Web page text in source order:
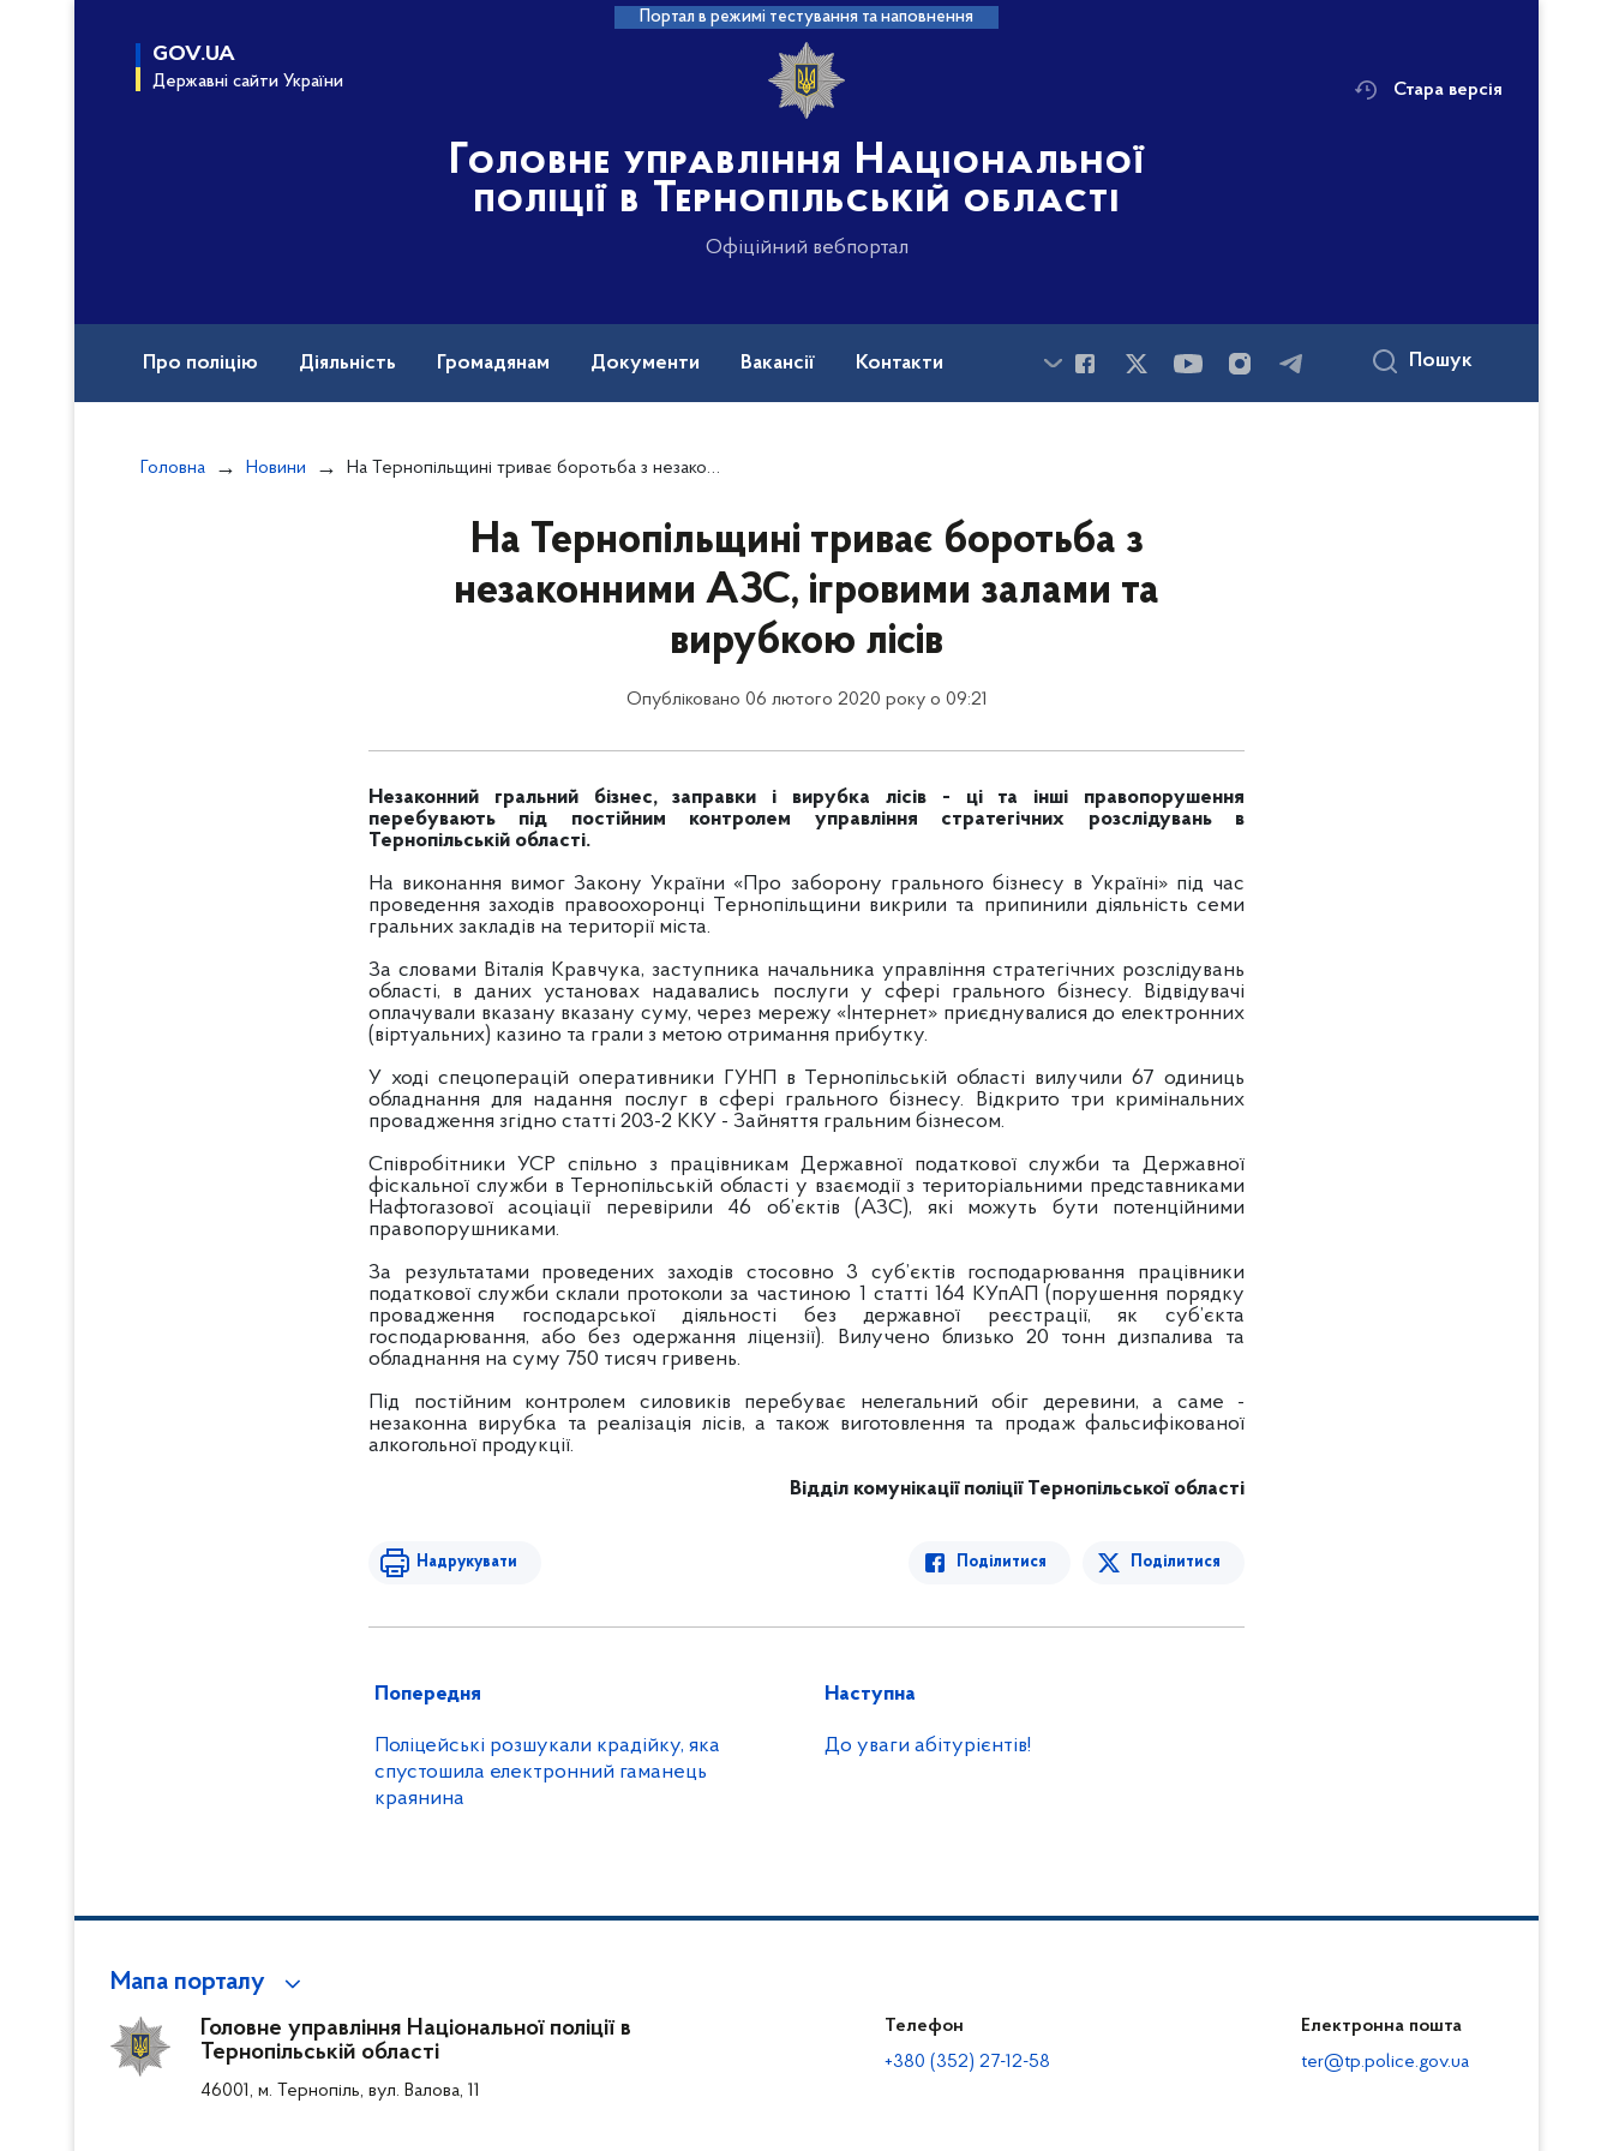
Портал в режимі тестування та наповнення
GOV.UA
Державні сайти України
Головне управління Національної
поліції в Тернопільській області
Офіційний вебпортал
Стара версія
Про поліцію Діяльність Громадянам Документи Вакансії Контакти Пошук
Головна Новини На Тернопільщині триває боротьба з незаконними АЗС, ігровими залами та вирубкою лісів
На Тернопільщині триває боротьба з
незаконними АЗС, ігровими залами та
вирубкою лісів
Опубліковано 06 лютого 2020 року о 09:21
Незаконний гральний бізнес, заправки і вирубка лісів - ці та інші правопорушення
перебувають під постійним контролем управління стратегічних розслідувань в
Тернопільській області.
На виконання вимог Закону України «Про заборону грального бізнесу в Україні» під час
проведення заходів правоохоронці Тернопільщини викрили та припинили діяльність семи
гральних закладів на території міста.
За словами Віталія Кравчука, заступника начальника управління стратегічних розслідувань
області, в даних установах надавались послуги у сфері грального бізнесу. Відвідувачі
оплачували вказану вказану суму, через мережу «Інтернет» приєднувалися до електронних
(віртуальних) казино та грали з метою отримання прибутку.
У ході спецоперацій оперативники ГУНП в Тернопільській області вилучили 67 одиниць
обладнання для надання послуг в сфері грального бізнесу. Відкрито три кримінальних
провадження згідно статті 203-2 ККУ - Зайняття гральним бізнесом.
Співробітники УСР спільно з працівникам Державної податкової служби та Державної
фіскальної служби в Тернопільській області у взаємодії з територіальними представниками
Нафтогазової асоціації перевірили 46 об’єктів (АЗС), які можуть бути потенційними
правопорушниками.
За результатами проведених заходів стосовно 3 суб’єктів господарювання працівники
податкової служби склали протоколи за частиною 1 статті 164 КУпАП (порушення порядку
провадження господарської діяльності без державної реєстрації, як суб’єкта
господарювання, або без одержання ліцензії). Вилучено близько 20 тонн дизпалива та
обладнання на суму 750 тисяч гривень.
Під постійним контролем силовиків перебуває нелегальний обіг деревини, а саме -
незаконна вирубка та реалізація лісів, а також виготовлення та продаж фальсифікованої
алкогольної продукції.
Відділ комунікації поліціїТернопільської області
Надрукувати Поділитися Поділитися
Попередня
Поліцейські розшукали крадійку, яка
спустошила електронний гаманець
краянина
Наступна
До уваги абітурієнтів!
Мапа порталу
Головне управління Національної поліції в
Тернопільській області
46001, м. Тернопіль, вул. Валова, 11
Телефон
+380 (352) 27-12-58
Електронна пошта
ter@tp.police.gov.ua